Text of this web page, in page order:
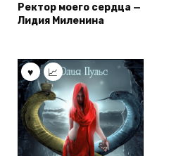
Ректор моего сердца —
Лидия Миленина